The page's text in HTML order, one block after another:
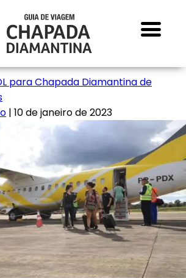
para Chapada Diamantina de
| 10 de janeiro de 2023